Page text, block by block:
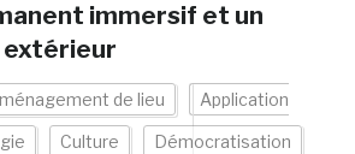
immersif et un
extérieur
de lieu Application
Culture Démocratisation